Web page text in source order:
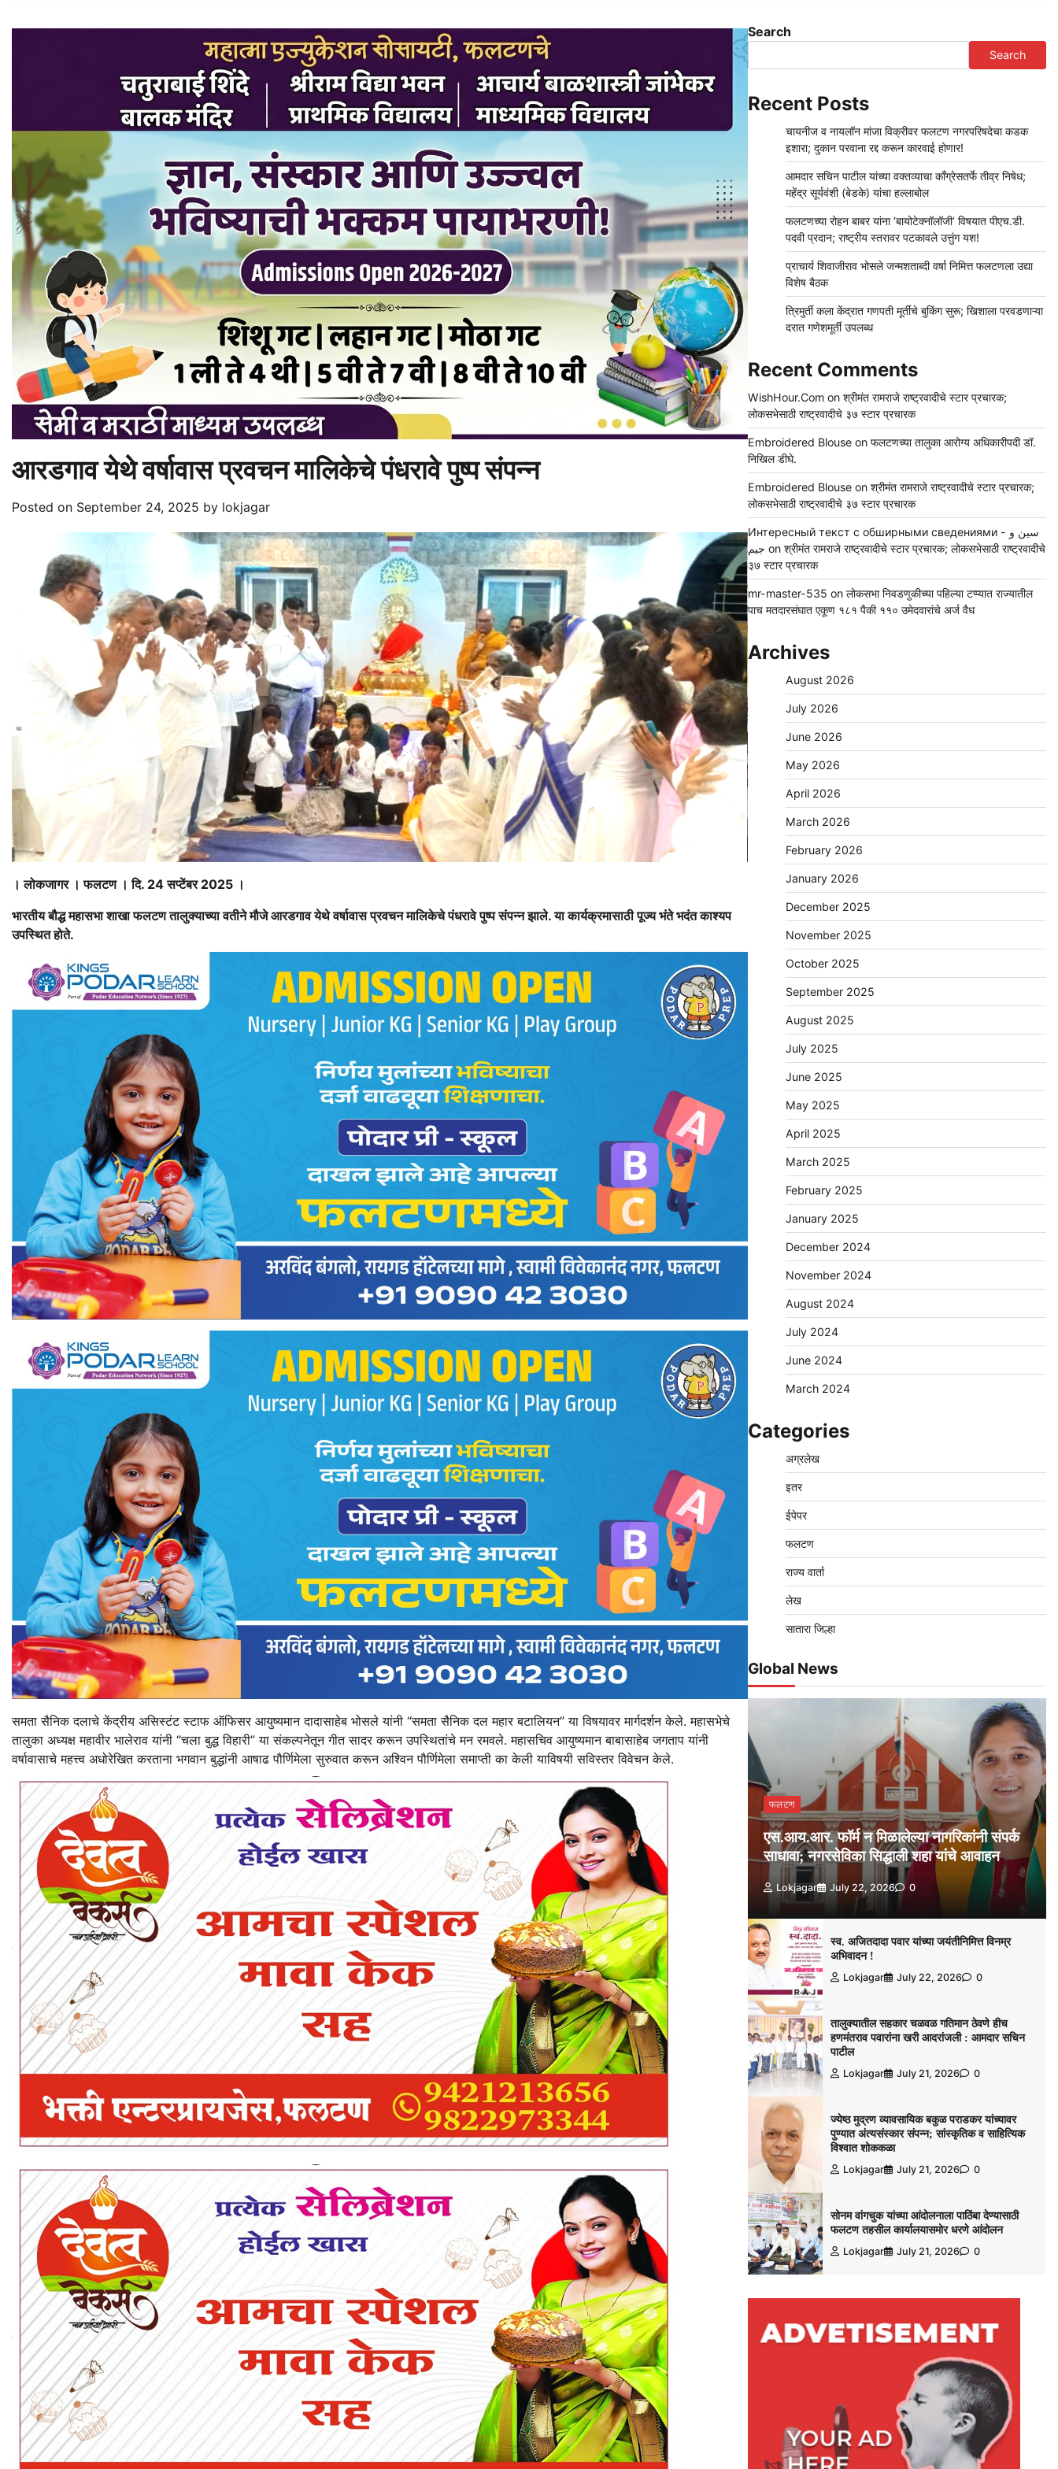
आरडगाव येथे वर्षावास प्रवचन मालिकेचे पंधरावे पुष्प संपन्न
Posted on September 24, 2025 by lokjagar
। लोकजागर । फलटण । दि. 24 सप्टेंबर 2025 ।
भारतीय बौद्ध महासभा शाखा फलटण तालुक्याच्या वतीने मौजे आरडगाव येथे वर्षावास प्रवचन मालिकेचे पंधरावे पुष्प संपन्न झाले. या कार्यक्रमासाठी पूज्य भंते भदंत काश्यप
उपस्थित होते.
समता सैनिक दलाचे केंद्रीय असिस्टंट स्टाफ ऑफिसर आयुष्यमान दादासाहेब भोसले यांनी “समता सैनिक दल महार बटालियन” या विषयावर मार्गदर्शन केले. महासभेचे
तालुका अध्यक्ष महावीर भालेराव यांनी “चला बुद्ध विहारी” या संकल्पनेतून गीत सादर करून उपस्थितांचे मन रमवले. महासचिव आयुष्यमान बाबासाहेब जगताप यांनी
वर्षावासाचे महत्त्व अधोरेखित करताना भगवान बुद्धांनी आषाढ पौर्णिमेला सुरुवात करून अश्विन पौर्णिमेला समाप्ती का केली याविषयी सविस्तर विवेचन केले.
Search
Search
Recent Posts
चायनीज व नायलॉन मांजा विक्रीवर फलटण नगरपरिषदेचा कडक
इशारा; दुकान परवाना रद्द करून कारवाई होणार!
आमदार सचिन पाटील यांच्या वक्तव्याचा काँग्रेसतर्फे तीव्र निषेध;
महेंद्र सूर्यवंशी (बेडके) यांचा हल्लाबोल
फलटणच्या रोहन बाबर यांना ‘बायोटेक्नॉलॉजी’ विषयात पीएच.डी.
पदवी प्रदान; राष्ट्रीय स्तरावर पटकावले उत्तुंग यश!
प्राचार्य शिवाजीराव भोसले जन्मशताब्दी वर्षा निमित्त फलटणला उद्या
विशेष बैठक
त्रिमुर्ती कला केंद्रात गणपती मूर्तींचे बुकिंग सुरू; खिशाला परवडणाऱ्या
दरात गणेशमूर्ती उपलब्ध
Recent Comments
WishHour.Comon श्रीमंत रामराजे राष्ट्रवादीचे स्टार प्रचारक;
लोकसभेसाठी राष्ट्रवादीचे ३७ स्टार प्रचारक
Embroidered Blouseon फलटणच्या तालुका आरोग्य अधिकारीपदी डॉ.
निखिल डीघे.
Embroidered Blouseon श्रीमंत रामराजे राष्ट्रवादीचे स्टार प्रचारक;
लोकसभेसाठी राष्ट्रवादीचे ३७ स्टार प्रचारक
Интересный текст с обширными сведениями - سين و
جيم on श्रीमंत रामराजे राष्ट्रवादीचे स्टार प्रचारक; लोकसभेसाठी राष्ट्रवादीचे
३७ स्टार प्रचारक
mr-master-535 on लोकसभा निवडणुकीच्या पहिल्या टप्प्यात राज्यातील
पाच मतदारसंघात एकूण १८१ पैकी ११० उमेदवारांचे अर्ज वैध
Archives
August 2026
July 2026
June 2026
May 2026
April 2026
March 2026
February 2026
January 2026
December 2025
November 2025
October 2025
September 2025
August 2025
July 2025
June 2025
May 2025
April 2025
March 2025
February 2025
January 2025
December 2024
November 2024
August 2024
July 2024
June 2024
March 2024
Categories
अग्रलेख
इतर
ईपेपर
फलटण
राज्य वार्ता
लेख
सातारा जिल्हा
Global News
फलटण
एस.आय.आर. फॉर्म न मिळालेल्या नागरिकांनी संपर्क
साधावा; नगरसेविका सिद्धाली शहा यांचे आवाहन
Lokjagar July 22, 2026 0
स्व. अजितदादा पवार यांच्या जयंतीनिमित्त विनम्र
अभिवादन !
Lokjagar July 22, 2026 0
तालुक्यातील सहकार चळवळ गतिमान ठेवणे हीच
हणमंतराव पवारांना खरी आदरांजली : आमदार सचिन
पाटील
Lokjagar July 21, 2026 0
ज्येष्ठ मुद्रण व्यावसायिक बकुळ पराडकर यांच्यावर
पुण्यात अंत्यसंस्कार संपन्न; सांस्कृतिक व साहित्यिक
विश्‍वात शोककळा
Lokjagar July 21, 2026 0
सोनम वांगचुक यांच्या आंदोलनाला पाठिंबा देण्यासाठी
फलटण तहसील कार्यालयासमोर धरणे आंदोलन
Lokjagar July 21, 2026 0